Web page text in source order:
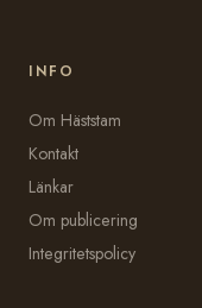
INFO
Om Häststam
Kontakt
Länkar
Om publicering
Integritetspolicy